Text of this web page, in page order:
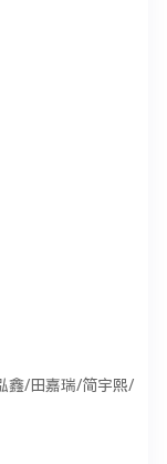
鑫/田嘉瑞/简宇熙/